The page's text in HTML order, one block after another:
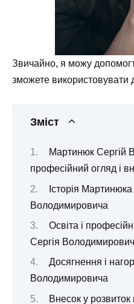
Звичайно, я можу
зможете використовувати
Зміст
Мартинюк Сергій
професійний огляд і
Історія
Володимировича
Освіта і
Сергія
Досягнення і
Володимировича
Внесок у розвиток